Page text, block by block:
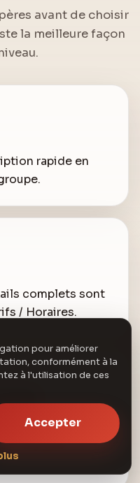
avant de choisir
la meilleure façon
rapide en
complets sont
/ Horaires.
Bon-
le groupe
pour améliorer
conformément à la
à l'utilisation de ces
Accepter